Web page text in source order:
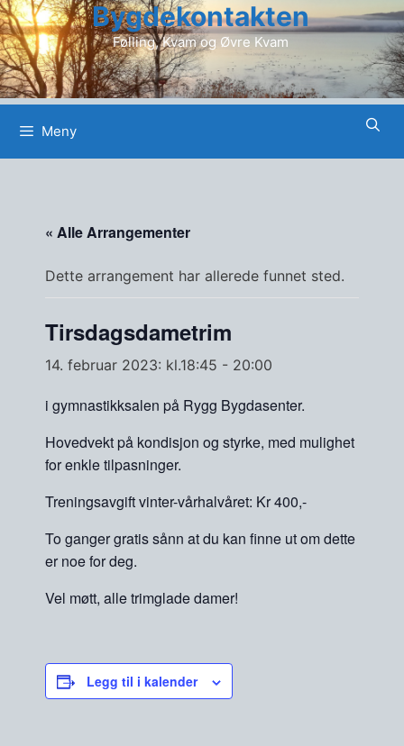
Hopp
til
innhold
Bygdekontakten
Følling, Kvam og Øvre Kvam
Meny
« Alle Arrangementer
Dette arrangement har allerede funnet sted.
Tirsdagsdametrim
14. februar 2023: kl.18:45 - 20:00
i gymnastikksalen på Rygg Bygdasenter.
Hovedvekt på kondisjon og styrke, med mulighet
for enkle tilpasninger.
Treningsavgift vinter-vårhalvåret: Kr 400,-
To ganger gratis sånn at du kan finne ut om dette
er noe for deg.
Vel møtt, alle trimglade damer!
Legg til i kalender